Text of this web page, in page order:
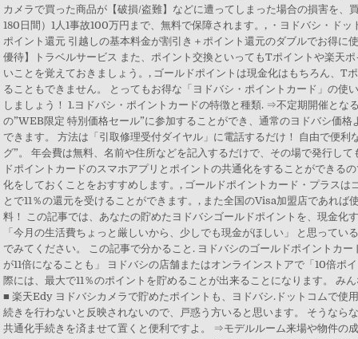
カメラで買った商品が【破損/盗難】などに遭ってしまった場合の損害を、
180日間）1人1事故100万円まで、無料で保障されます。, ・ヨドバシ・ド
ポイント還元 引越しの基本料金が割引き＋ポイント還元のダブルでお得に
優待】トラベルサービス また、ポイント交換といってもTポイントや楽天
いことを覚えておきましょう。, ゴールドポイントは現金化はもちろん、T
ることもできません。 とってもお得な「ヨドバシ・ポイントカード」の使
しましょう！ 1.ヨドバシ・ポイントカードの特徴と種類. ⇒不定期開催とな
の”WEB限定 特別価格セール”に参加することができ、通常のヨドバシ価
できます。 方法は「引取修理受付ダイヤル」に電話するだけ！ 自由で便利
グ”。 年会費は無料、名前や住所などを記入するだけで、その場で発行し
ドポイントカードのスマホアプリとポイントの共通化をすることができる
化をしておくことをおすすめします。, ゴールドポイントカード・プラスは
とで11％の還元を受けることができます。, また全国のVisa加盟店であれば
料！ この記事では、あなたの貯めたヨドバシゴールドポイントを、現金化
「今月の生活費ちょっと厳しいから、少しでも現金がほしい」 と思ってい
でみてください。 この記事で分かること. ヨドバシのゴールドポイントカ
が11倍になることも」 ヨドバシの店舗またはオンラインストアで「10倍ポ
際には、最大で11％のポイントを貯めることが出来ることになります。 み
■ 楽天Edy ヨドバシカメラで貯めたポイントも、ヨドバシ.ドットコムで使
続きを行わないと反映されないので、戸惑う方いると思います。 そうなら
共通化手続きを済ませて置くと便利ですよ。 ⇒モデルルーム来場や物件の